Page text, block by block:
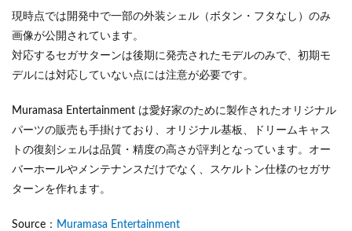
現時点では開発中で一部の外装シェル（ボタン・フタなし）のみ
画像が公開されています。
対応するセガサターンは後期に発売されたモデルのみで、初期モ
デルには対応していない点には注意が必要です。
Muramasa Entertainment は愛好家のために製作されたオリジナル
パーツの販売も手掛けており、オリジナル基板、ドリームキャス
トの復刻シェルは品質・精度の高さが評判となっています。オー
バーホールやメンテナンスだけでなく、スケルトン仕様のセガサ
ターンを作れます。
Source： Muramasa Entertainment